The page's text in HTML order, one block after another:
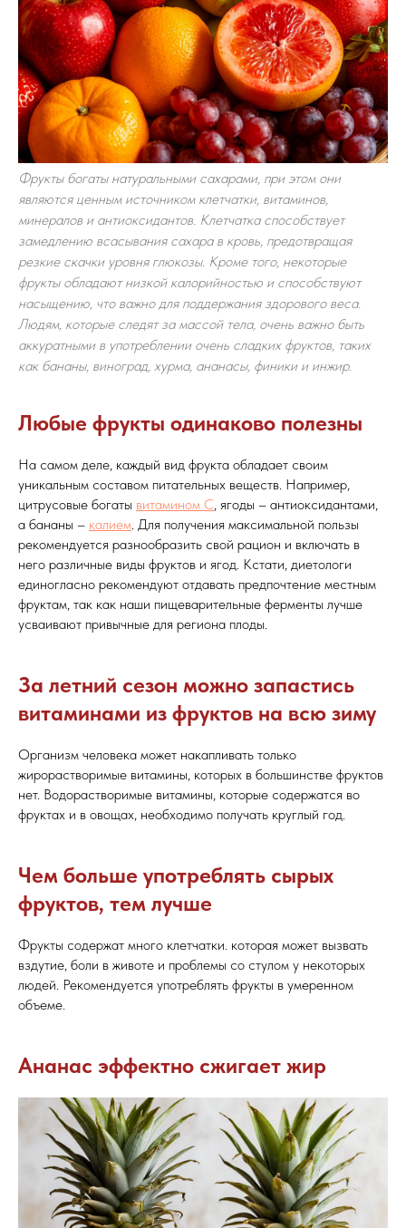
Фрукты богаты натуральными сахарами, при этом они
являются ценным источником клетчатки, витаминов,
минералов и антиоксидантов. Клетчатка способствует
замедлению всасывания сахара в кровь, предотвращая
резкие скачки уровня глюкозы. Кроме того, некоторые
фрукты обладают низкой калорийностью и способствуют
насыщению, что важно для поддержания здорового веса.
Людям, которые следят за массой тела, очень важно быть
аккуратными в употреблении очень сладких фруктов, таких
как бананы, виноград, хурма, ананасы, финики и инжир.
Любые фрукты одинаково полезны
На самом деле, каждый вид фрукта обладает своим
уникальным составом питательных веществ. Например,
цитрусовые богаты витамином С, ягоды – антиоксидантами,
а бананы – калием. Для получения максимальной пользы
рекомендуется разнообразить свой рацион и включать в
него различные виды фруктов и ягод. Кстати, диетологи
единогласно рекомендуют отдавать предпочтение местным
фруктам, так как наши пищеварительные ферменты лучше
усваивают привычные для региона плоды.
За летний сезон можно запастись
витаминами из фруктов на всю зиму
Организм человека может накапливать только
жирорастворимые витамины, которых в большинстве фруктов
нет. Водорастворимые витамины, которые содержатся во
фруктах и в овощах, необходимо получать круглый год.
Чем больше употреблять сырых
фруктов, тем лучше
Фрукты содержат много клетчатки. которая может вызвать
вздутие, боли в животе и проблемы со стулом у некоторых
людей. Рекомендуется употреблять фрукты в умеренном
объеме.
Ананас эффектно сжигает жир